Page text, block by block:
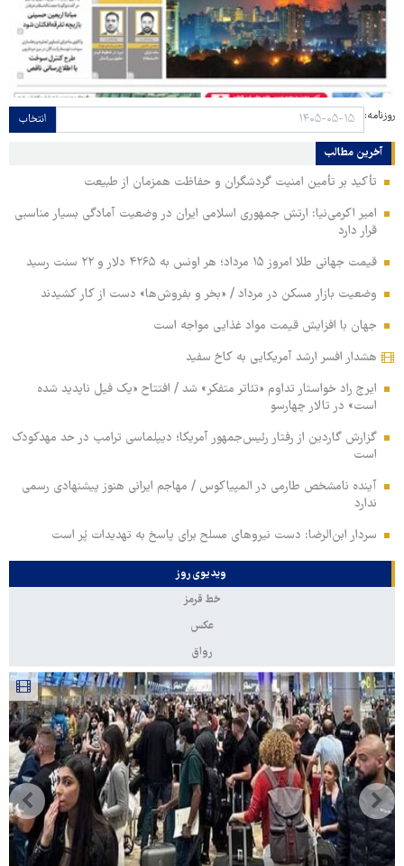
روزنامه: انتخاب
آخرین مطالب
تأکید بر تأمین امنیت گردشگران و حفاظت همزمان از طبیعت
امیر اکرمی‌نیا: ارتش جمهوری اسلامی ایران در وضعیت آمادگی بسیار مناسبی
قرار دارد
قیمت جهانی طلا امروز ۱۵ مرداد؛ هر اونس به ۴۲۶۵ دلار و ۲۲ سنت رسید
وضعیت بازار مسکن در مرداد / «بخر و بفروش‌ها» دست از کار کشیدند
جهان با افزایش قیمت مواد غذایی مواجه است
هشدار افسر ارشد آمریکایی به کاخ سفید
ایرج راد خواستار تداوم «تئاتر متفکر» شد / افتتاح «یک فیل ناپدید شده
است» در تالار چهارسو
گزارش گاردین از رفتار رئیس‌جمهور آمریکا؛ دیپلماسی ترامپ در حد مهدکودک
است
آینده نامشخص طارمی در المپیاکوس / مهاجم ایرانی هنوز پیشنهادی رسمی
ندارد
سردار ابن‌الرضا: دست نیروهای مسلح برای پاسخ به تهدیدات پُر است
ویدیوی روز
خط قرمز
عکس
رواق